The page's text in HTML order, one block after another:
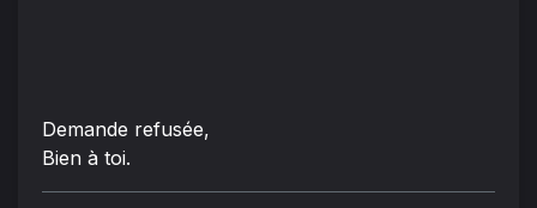
Demande refusée,
Bien à toi.